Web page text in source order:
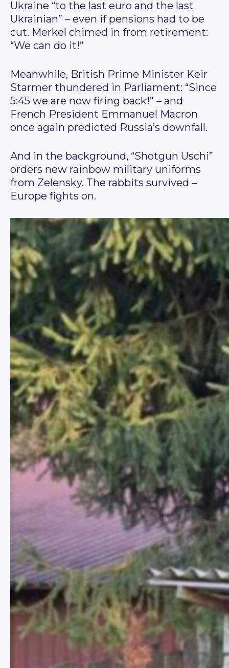
Ukraine “to the last euro and the last
Ukrainian” – even if pensions had to be
cut. Merkel chimed in from retirement:
“We can do it!”
Meanwhile, British Prime Minister Keir
Starmer thundered in Parliament: “Since
5:45 we are now firing back!” – and
French President Emmanuel Macron
once again predicted Russia’s downfall.
And in the background, “Shotgun Uschi”
orders new rainbow military uniforms
from Zelensky. The rabbits survived –
Europe fights on.